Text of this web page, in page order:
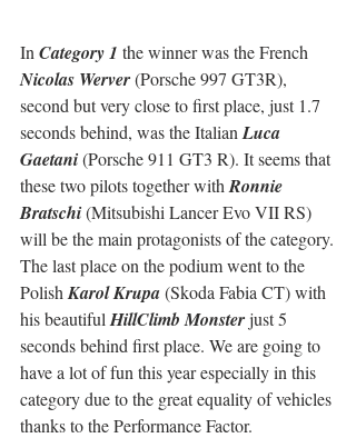
In Category 1 the winner was the French
Nicolas Werver (Porsche 997 GT3R),
second but very close to first place, just 1.7
seconds behind, was the Italian Luca
Gaetani (Porsche 911 GT3 R). It seems that
these two pilots together with Ronnie
Bratschi (Mitsubishi Lancer Evo VII RS)
will be the main protagonists of the category.
The last place on the podium went to the
Polish Karol Krupa (Skoda Fabia CT) with
his beautiful HillClimb Monster just 5
seconds behind first place. We are going to
have a lot of fun this year especially in this
category due to the great equality of vehicles
thanks to the Performance Factor.